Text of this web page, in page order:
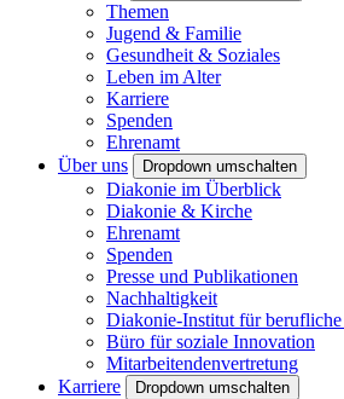
Themen
Jugend & Familie
Gesundheit & Soziales
Leben im Alter
Karriere
Spenden
Ehrenamt
Über uns
Dropdown umschalten
Diakonie im Überblick
Diakonie & Kirche
Ehrenamt
Spenden
Presse und Publikationen
Nachhaltigkeit
Diakonie-Institut für
Büro für soziale Innovation
Mitarbeitendenvertretung
Karriere
Dropdown umschalten